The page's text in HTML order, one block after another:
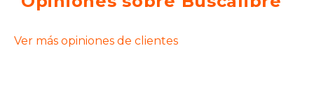
Ver más opiniones de clientes